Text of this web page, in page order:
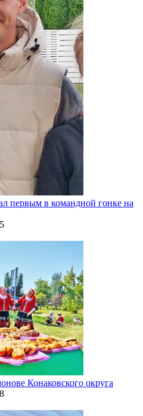
первым в командной гонке на
Конаковского округа